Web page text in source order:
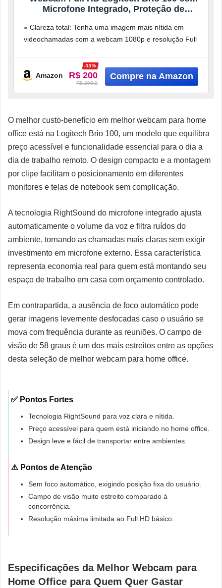
Microfone Integrado, Proteção de
Luz,Câmera Web para Monitor – Grafite
Clareza total: Tenha uma imagem mais nítida em
videochamadas com a webcam 1080p e resolução Full
Equilíbrio automático
Amazon
R$ 200
-33%
R$ 299.9
O melhor custo-benefício em melhor webcam para home
office está na Logitech Brio 100, um modelo que equilibra
preço acessível e funcionalidade essencial para o dia a
dia de trabalho remoto. O design compacto e a montagem
por clipe facilitam o posicionamento em diferentes
monitores e telas de notebook sem complicação.
A tecnologia RightSound do microfone integrado ajusta
automaticamente o volume da voz e filtra ruídos do
ambiente, tornando as chamadas mais claras sem exigir
investimento em microfone externo. Essa característica
representa economia real para quem está montando seu
espaço de trabalho em casa com orçamento controlado.
Em contrapartida, a ausência de foco automático pode
gerar imagens levemente desfocadas caso o usuário se
mova com frequência durante as reuniões. O campo de
visão de 58 graus é um dos mais estreitos entre as opções
desta seleção de melhor webcam para home office.
✅ Pontos Fortes
Tecnologia RightSound para voz clara e nítida.
Preço acessível para quem está iniciando no home office.
Design leve e fácil de transportar entre ambientes.
⚠️ Pontos de Atenção
Sem foco automático, exigindo posição fixa do usuário.
Campo de visão muito estreito comparado à
concorrência.
Resolução máxima limitada ao Full HD básico.
Especificações da Melhor Webcam para
Home Office para Quem Quer Gastar